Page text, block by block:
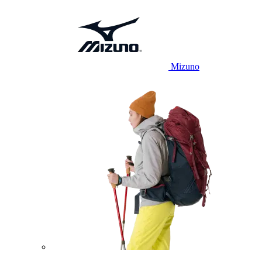
Mizuno